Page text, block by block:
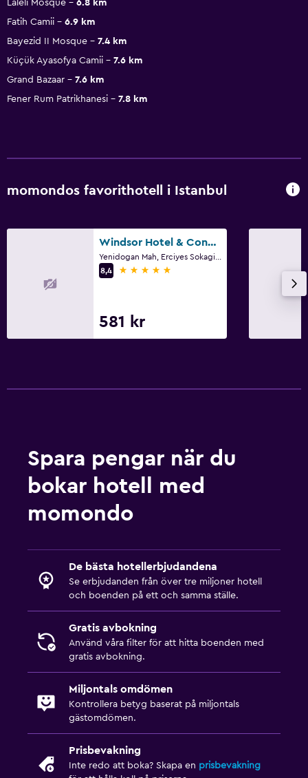
Laleli Mosque
6.8 km
Fatih Camii
6.9 km
Bayezid II Mosque
7.4 km
Küçük Ayasofya Camii
7.6 km
Grand Bazaar
7.6 km
Fener Rum Patrikhanesi
7.8 km
momondos favorithotell i Istanbul
Windsor Hotel & Convention Center Istanbul
8,4
5 stjärnor
581 kr
Spara pengar när du
bokar hotell med
momondo
De bästa hotellerbjudandena
Se erbjudanden från över tre miljoner hotell
och boenden på ett och samma ställe.
Gratis avbokning
Använd våra filter för att hitta boenden med
gratis avbokning.
Miljontals omdömen
Kontrollera betyg baserat på miljontals
gästomdömen.
Prisbevakning
Inte redo att boka? Skapa en prisbevakning